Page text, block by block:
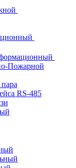
Пожарной
RS-485